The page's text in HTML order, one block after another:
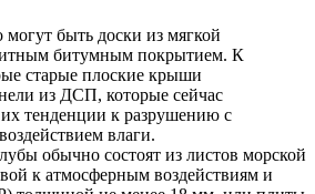
быть доски из мягкой
битумным покрытием. К
старые плоские крыши
из ДСП, которые сейчас
тенденции к разрушению с
влаги.
обычно состоят из листов морской
к атмосферным воздействиям и